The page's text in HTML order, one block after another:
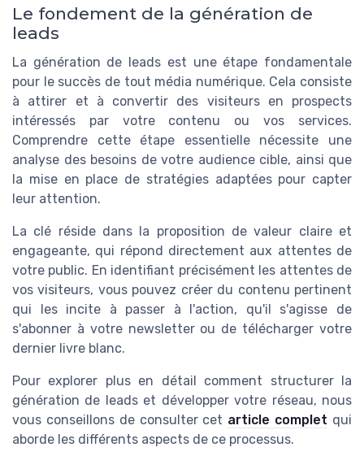
Le fondement de la génération de
leads
La génération de leads est une étape fondamentale
pour le succès de tout média numérique. Cela consiste
à attirer et à convertir des visiteurs en prospects
intéressés par votre contenu ou vos services.
Comprendre cette étape essentielle nécessite une
analyse des besoins de votre audience cible, ainsi que
la mise en place de stratégies adaptées pour capter
leur attention.
La clé réside dans la proposition de valeur claire et
engageante, qui répond directement aux attentes de
votre public. En identifiant précisément les attentes de
vos visiteurs, vous pouvez créer du contenu pertinent
qui les incite à passer à l'action, qu'il s'agisse de
s'abonner à votre newsletter ou de télécharger votre
dernier livre blanc.
Pour explorer plus en détail comment structurer la
génération de leads et développer votre réseau, nous
vous conseillons de consulter cet article complet qui
aborde les différents aspects de ce processus.